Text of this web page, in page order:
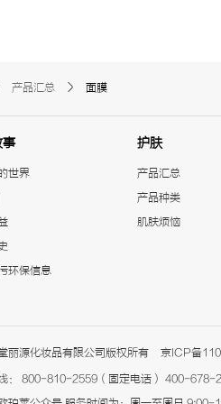
产品汇总 面膜
事
世界
环保信息
护肤
产品汇总
产品种类
肌肤烦恼
丽源化妆品有限公司版权所有 京ICP备
： 800-810-2559（固定电话） 400-678-